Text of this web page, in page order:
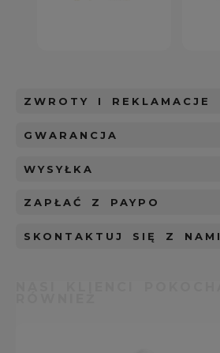
ZWROTY I REKLAMACJE
GWARANCJA
WYSYŁKA
ZAPŁAĆ Z PAYPO
SKONTAKTUJ SIĘ Z NAMI